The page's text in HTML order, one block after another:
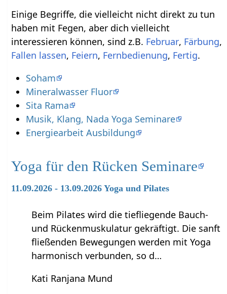
Einige Begriffe, die vielleicht nicht direkt zu tun
haben mit Fegen‏‎, aber dich vielleicht
interessieren können, sind z.B.
,
,
, Feiern, ,
.
Soham
Mineralwasser Fluor
Sita Rama
Musik, Klang, Nada Yoga Seminare
Energiearbeit Ausbildung
Yoga für den Rücken Seminare
11.09.2026 - 13.09.2026 Yoga und Pilates
Beim Pilates wird die tiefliegende Bauch-
und Rückenmuskulatur gekräftigt. Die sanft
fließenden Bewegungen werden mit Yoga
harmonisch verbunden, so d…
Kati Ranjana Mund